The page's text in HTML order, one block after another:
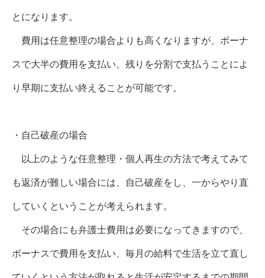
とになります。
費用は任意整理の場合よりも高くなりますが、ボーナ
スで大半の費用を支払い、残りを分割で支払うことによ
り早期に支払い終えることが可能です。
・自己破産の場合
以上のような任意整理・個人再生の方法で考えてみて
も返済が難しい場合には、自己破産をし、一からやり直
していくということが考えられます。
その場合にも弁護士費用は必要になってきますので、
ボーナスで費用を支払い、毎月の給料で生活を立て直し